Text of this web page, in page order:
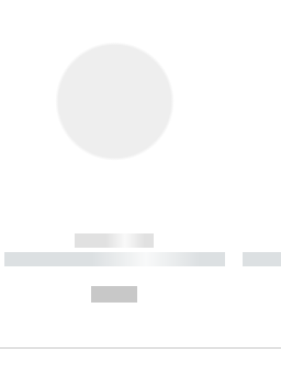
------------
----------- ----------- ----------